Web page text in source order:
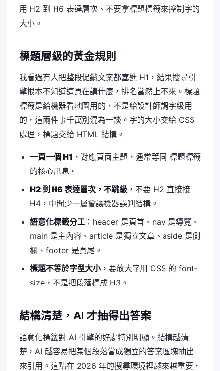
用 H2 到 H6 表達層次、不要拿標題標籤來控制字的
大小。
標題層級的黃金規則
我看過有人把整段促銷文案都塞進 H1，結果搜尋引
擎根本不知道這頁在講什麼，排名當然上不來。標題
標籤是給機器看地圖用的，不是給設計師調字級用
的，這兩件事千萬別混為一談。字的大小交給 CSS
處理，標題交給 HTML 結構。
一頁一個 H1 ，對應頁面主題，通常等同 標題標籤
的核心訊息。
H2 到 H6 表達層次，不跳級，不要 H2 直接接
H4，中間少一層會讓機器誤判結構。
語意化標籤分工：header 是頁首、nav 是導覽、
main 是主內容、article 是獨立文章、aside 是側
欄、footer 是頁尾。
標題不等於字型大小，要放大字用 CSS 的 font-
size，不是把段落標成 H3。
結構清楚，AI 才抽得出答案
語意化標籤對 AI 引擎的好處特別明顯。結構越清
楚，AI 越容易把某個段落當成獨立的答案區塊抽出
來引用。這點在 2026 年的搜尋環境裡越來越重要，